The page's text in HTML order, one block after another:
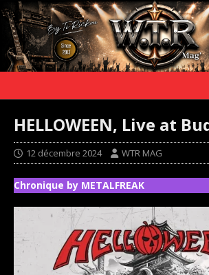
HELLOWEEN, Live at
12 décembre 2024 WTR MAG
Chronique by METALFREAK